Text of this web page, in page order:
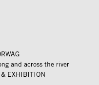
and across the river
EXHIBITION